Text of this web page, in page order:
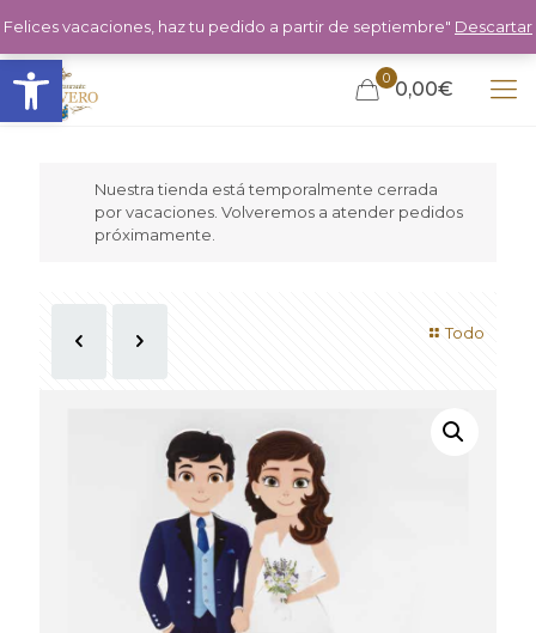
Abrir barra de herramientas 0 0,00€
Nuestra tienda está temporalmente cerrada
por vacaciones. Volveremos a atender pedidos
próximamente.
Todo
Felices vacaciones, haz tu pedido a partir de septiembre" Descartar